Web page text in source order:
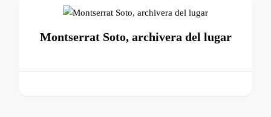
Montserrat Soto, archivera del lugar